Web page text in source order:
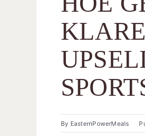
By EasternPowerMeals